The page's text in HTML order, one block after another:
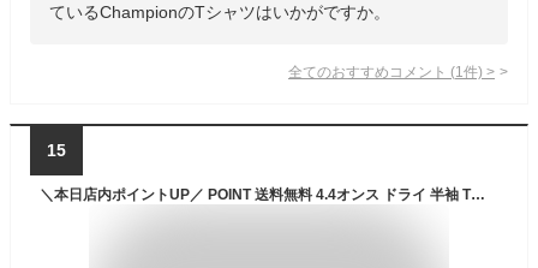
ているChampionのTシャツはいかがですか。
全てのおすすめコメント (1 件) >
15
＼本日店内ポイントUP／ POINT 送料無料 4.4オンス ドライ 半袖 Tシャツ メンズ レディース ユニセックス メッシュ トップス 吸汗速乾 UVケア 紫外線対策 クルーネック 無地 スポーツ ランニング 部屋着 運動 ユニフォーム ヨガ 吸汗速乾 吸水速乾 メール便